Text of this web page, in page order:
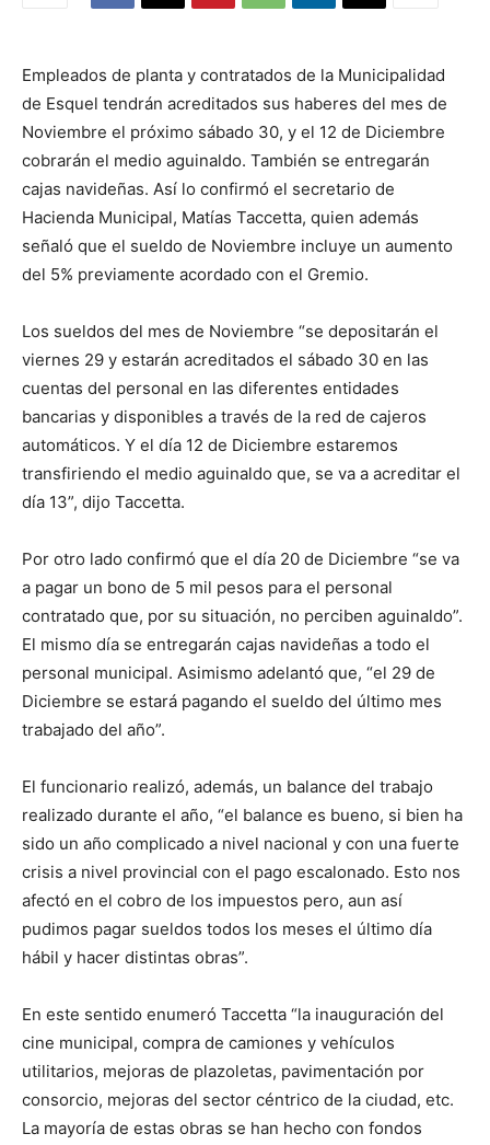
Empleados de planta y contratados de la Municipalidad
de Esquel tendrán acreditados sus haberes del mes de
Noviembre el próximo sábado 30, y el 12 de Diciembre
cobrarán el medio aguinaldo. También se entregarán
cajas navideñas. Así lo confirmó el secretario de
Hacienda Municipal, Matías Taccetta, quien además
señaló que el sueldo de Noviembre incluye un aumento
del 5% previamente acordado con el Gremio.
Los sueldos del mes de Noviembre “se depositarán el
viernes 29 y estarán acreditados el sábado 30 en las
cuentas del personal en las diferentes entidades
bancarias y disponibles a través de la red de cajeros
automáticos. Y el día 12 de Diciembre estaremos
transfiriendo el medio aguinaldo que, se va a acreditar el
día 13”, dijo Taccetta.
Por otro lado confirmó que el día 20 de Diciembre “se va
a pagar un bono de 5 mil pesos para el personal
contratado que, por su situación, no perciben aguinaldo”.
El mismo día se entregarán cajas navideñas a todo el
personal municipal. Asimismo adelantó que, “el 29 de
Diciembre se estará pagando el sueldo del último mes
trabajado del año”.
El funcionario realizó, además, un balance del trabajo
realizado durante el año, “el balance es bueno, si bien ha
sido un año complicado a nivel nacional y con una fuerte
crisis a nivel provincial con el pago escalonado. Esto nos
afectó en el cobro de los impuestos pero, aun así
pudimos pagar sueldos todos los meses el último día
hábil y hacer distintas obras”.
En este sentido enumeró Taccetta “la inauguración del
cine municipal, compra de camiones y vehículos
utilitarios, mejoras de plazoletas, pavimentación por
consorcio, mejoras del sector céntrico de la ciudad, etc.
La mayoría de estas obras se han hecho con fondos